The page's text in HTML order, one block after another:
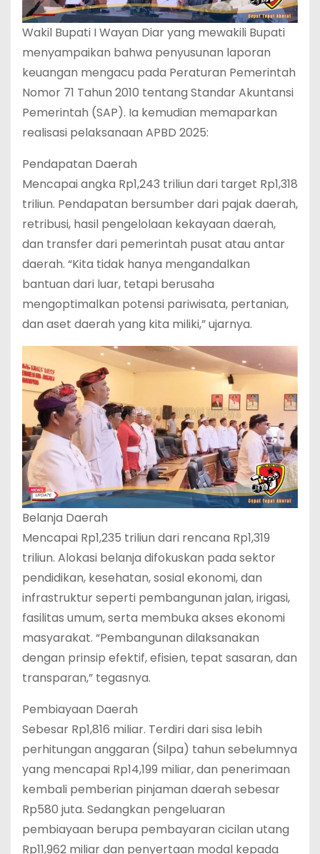
Wakil Bupati I Wayan Diar yang mewakili Bupati
menyampaikan bahwa penyusunan laporan
keuangan mengacu pada Peraturan Pemerintah
Nomor 71 Tahun 2010 tentang Standar Akuntansi
Pemerintah (SAP). Ia kemudian memaparkan
realisasi pelaksanaan APBD 2025:
Pendapatan Daerah
Mencapai angka Rp1,243 triliun dari target Rp1,318
triliun. Pendapatan bersumber dari pajak daerah,
retribusi, hasil pengelolaan kekayaan daerah,
dan transfer dari pemerintah pusat atau antar
daerah. “Kita tidak hanya mengandalkan
bantuan dari luar, tetapi berusaha
mengoptimalkan potensi pariwisata, pertanian,
dan aset daerah yang kita miliki,” ujarnya.
Belanja Daerah
Mencapai Rp1,235 triliun dari rencana Rp1,319
triliun. Alokasi belanja difokuskan pada sektor
pendidikan, kesehatan, sosial ekonomi, dan
infrastruktur seperti pembangunan jalan, irigasi,
fasilitas umum, serta membuka akses ekonomi
masyarakat. “Pembangunan dilaksanakan
dengan prinsip efektif, efisien, tepat sasaran, dan
transparan,” tegasnya.
Pembiayaan Daerah
Sebesar Rp1,816 miliar. Terdiri dari sisa lebih
perhitungan anggaran (Silpa) tahun sebelumnya
yang mencapai Rp14,199 miliar, dan penerimaan
kembali pemberian pinjaman daerah sebesar
Rp580 juta. Sedangkan pengeluaran
pembiayaan berupa pembayaran cicilan utang
Rp11,962 miliar dan penyertaan modal kepada